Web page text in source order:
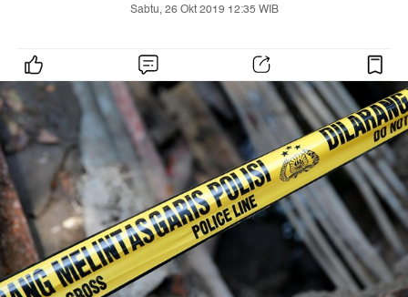
Sabtu, 26 Okt 2019 12:35 WIB